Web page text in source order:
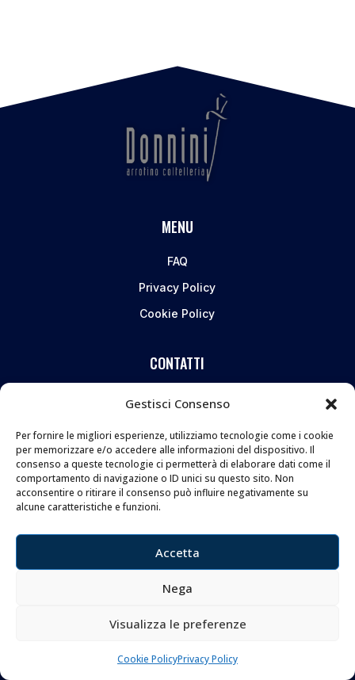
Gestisci Consenso
Per fornire le migliori esperienze, utilizziamo tecnologie come i cookie
per memorizzare e/o accedere alle informazioni del dispositivo. Il
consenso a queste tecnologie ci permetterà di elaborare dati come il
comportamento di navigazione o ID unici su questo sito. Non
acconsentire o ritirare il consenso può influire negativamente su
alcune caratteristiche e funzioni.
Accetta
Nega
Visualizza le preferenze
Cookie PolicyPrivacy Policy
MENU
FAQ
Privacy Policy
Cookie Policy
CONTATTI
Coltelleria Donnini s.n.c.
Via Giovanni Lanza, 70 – 50136 FIRENZE
Telefono e WhatsApp:055 661 438
Email: info@donninicoltelleria.it
FOLLOW
Reserved.